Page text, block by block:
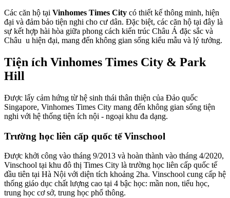
Các căn hộ tại Vinhomes Times City có thiết kế thông minh, hiện
đại và đảm bảo tiện nghi cho cư dân. Đặc biệt, các căn hộ tại đây là
sự kết hợp hài hòa giữa phong cách kiến trúc Châu Á đặc sắc và
Châu u hiện đại, mang đến không gian sống kiểu mẫu và lý tưởng.
Tiện ích Vinhomes Times City & Park
Hill
Được lấy cảm hứng từ hệ sinh thái thân thiện của Đảo quốc
Singapore, Vinhomes Times City mang đến không gian sống tiện
nghi với hệ thống tiện ích nội - ngoại khu đa dạng.
Trường học liên cấp quốc tế Vinschool
Được khởi công vào tháng 9/2013 và hoàn thành vào tháng 4/2020,
Vinschool tại khu đô thị Times City là trường học liên cấp quốc tế
đầu tiên tại Hà Nội với diện tích khoảng 2ha. Vinschool cung cấp hệ
thống giáo dục chất lượng cao tại 4 bậc học: mần non, tiểu học,
trung học cơ sở, trung học phổ thông.